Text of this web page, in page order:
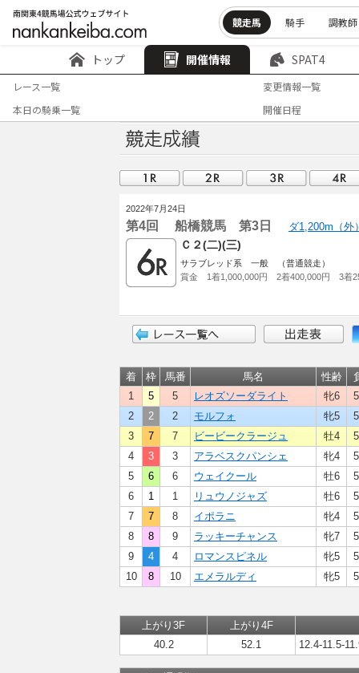
競走馬 騎手 調教師
トップ 開催情報 SPAT4
レース一覧
変更情報一覧
本日の騎乗一覧
開催日程
2022年7月24日
第4回 船橋競馬 第3日 ダ1,200m（外
Ｃ２(二)(三)
サラブレッド系 一般 （普通競走）
賞金 1着1,000,000円 2着400,000円 3着
着 枠 馬番 馬名 性齢
1
5 5 レオズソーダライト 牝6
2
2 2 モルフォ 牝5
3
7 7 ビービークラージュ 牡4
4
3 3 アラベスクパンシェ 牝4
5
6 6 ウェイクール 牡6
6
1 1 リュウノジャズ 牡6
7
7 8 イポラニ 牝4
8
8 9 ラッキーチャンス 牝7
9
4 4 ロマンスピネル 牝5
10
8 10 エメラルディ 牝5
上がり3F
上がり4F
40.2
52.1 12.4-11.5-